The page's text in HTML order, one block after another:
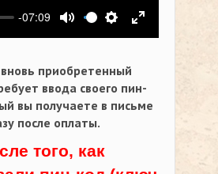
-07:09
Выключить звук
Настройки
На весь
приобретенный
ввода своего пин-
вы получаете в письме
после оплаты.
того, как